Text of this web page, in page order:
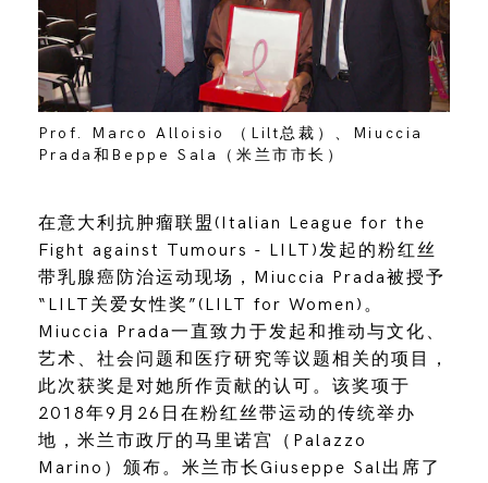
Prof. Marco Alloisio （Lilt总裁）、Miuccia
Prada和Beppe Sala（米兰市市长）
在意大利抗肿瘤联盟(Italian League for the
Fight against Tumours - LILT)发起的粉红丝
带乳腺癌防治运动现场，Miuccia Prada被授予
“LILT关爱女性奖”(LILT for Women)。
Miuccia Prada一直致力于发起和推动与文化、
艺术、社会问题和医疗研究等议题相关的项目，
此次获奖是对她所作贡献的认可。该奖项于
2018年9月26日在粉红丝带运动的传统举办
地，米兰市政厅的马里诺宫（Palazzo
Marino）颁布。米兰市长Giuseppe Sal出席了